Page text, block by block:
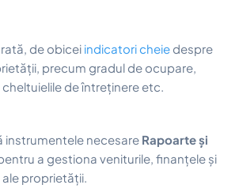
de obicei indicatori cheie despre
precum gradul de ocupare,
de întreținere etc.
instrumentele necesare Rapoarte și
a gestiona veniturile, finanțele și
proprietății.